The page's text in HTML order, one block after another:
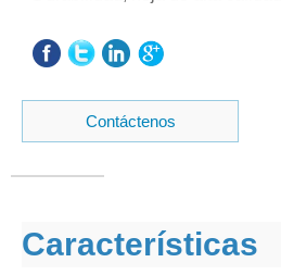
Contáctenos
Características